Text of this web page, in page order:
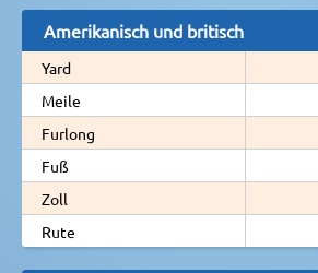
Amerikanisch und britisch
Yard
Meile
Furlong
Fuß
Zoll
Rute